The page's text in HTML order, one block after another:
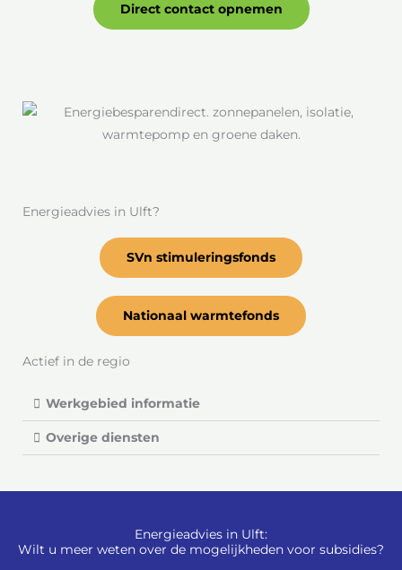
Direct contact opnemen
Energieadvies in Ulft?
SVn stimuleringsfonds
Nationaal warmtefonds
Actief in de regio
Werkgebied informatie
Overige diensten
Energieadvies in Ulft:
Wilt u meer weten over de mogelijkheden voor subsidies?